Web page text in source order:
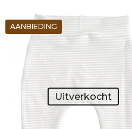
AANBIEDING
Uitverkocht